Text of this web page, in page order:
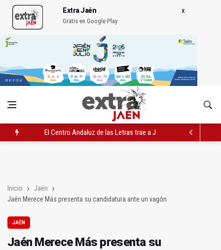
Extra Jaén
Gratis en Google Play
El Centro Andaluz de las Letras trae a Jaén al filósofo Omar
Inicio
Jaén
Jaén Merece Más presenta su candidatura ante un vagón
JAÉN
Jaén Merece Más presenta su